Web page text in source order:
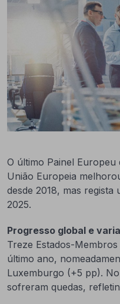
O último Painel
União Europeia
desde 2018, mas
2025.
Progresso global e
Treze Estados-
último ano,
Luxemburgo (+5 pp).
sofreram quedas,